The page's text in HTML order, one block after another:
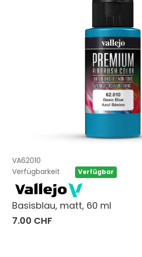
VA62010
Verfügbarkeit
Verfügbar
Basisblau, matt, 60 ml
7.00 CHF